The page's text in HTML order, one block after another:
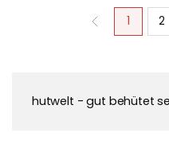
1 2
hutwelt - gut behütet